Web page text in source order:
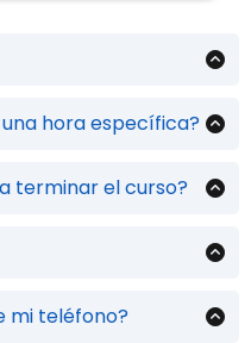
hora específica?
terminar el curso?
acceso ilimitado, tendrás
profesora Claudia. Le envías
y ella te los corrige.
mi teléfono?